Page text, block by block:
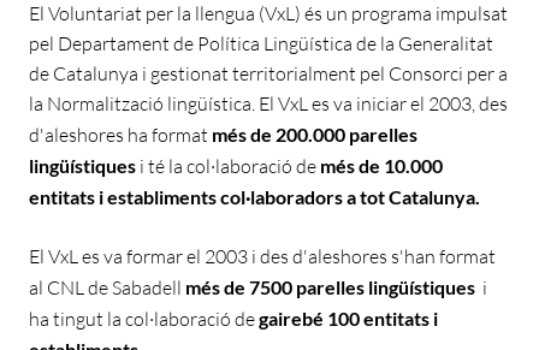
El Voluntariat per la llengua (VxL) és un programa impulsat
pel Departament de Política Lingüística de la Generalitat
de Catalunya i gestionat territorialment pel Consorci per a
la Normalització lingüística. El VxL es va iniciar el 2003, des
d'aleshores ha format més de 200.000 parelles
lingüístiques i té la col·laboració de més de 10.000
entitats i establiments col·laboradors a tot Catalunya.
El VxL es va formar el 2003 i des d'aleshores s'han format
al CNL de Sabadell més de 7500 parelles lingüístiques i
ha tingut la col·laboració degairebé 100 entitats i